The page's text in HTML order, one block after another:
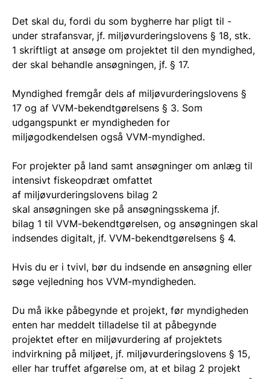
Det skal du, fordi du som bygherre har pligt til -
under strafansvar, jf. miljøvurderingslovens § 18, stk.
1 skriftligt at ansøge om projektet til den myndighed,
der skal behandle ansøgningen, jf. § 17.
Myndighed fremgår dels af miljøvurderingslovens §
17 og af VVM-bekendtgørelsens § 3. Som
udgangspunkt er myndigheden for
miljøgodkendelsen også VVM-myndighed.
For projekter på land samt ansøgninger om anlæg til
intensivt fiskeopdræt omfattet
af miljøvurderingslovens bilag 2
skal ansøgningen ske på ansøgningsskema jf.
bilag 1 til VVM-bekendtgørelsen, og ansøgningen skal
indsendes digitalt, jf. VVM-bekendtgørelsens § 4.
Hvis du er i tvivl, bør du indsende en ansøgning eller
søge vejledning hos VVM-myndigheden.
Du må ikke påbegynde et projekt, før myndigheden
enten har meddelt tilladelse til at påbegynde
projektet efter en miljøvurdering af projektets
indvirkning på miljøet, jf. miljøvurderingslovens § 15,
eller har truffet afgørelse om, at et bilag 2 projekt